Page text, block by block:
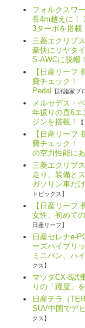
フォルクスワ
長4m越えに！
3ターボを搭載
三菱エクリプ
豪快にリヤタ
S-AWCに脱帽！
【日産リーフ
費チェック！
Pedal
【評論家ブ
メルセデス・
年振りの直6エ
ジンを搭載！
【日産リーフ
費チェック！
の空力性能にあ
三菱エクリプ
走り、装備と
ガソリン車だ
トピックス】
【日産リーフ
女性、初めて
日産リーフ】
日産セレナe-
ーズハイブリ
ミニバン、ハ
クス】
マツダCX-8試
りの「躍度」
日産テラ（
SUV中国でデ
クス】